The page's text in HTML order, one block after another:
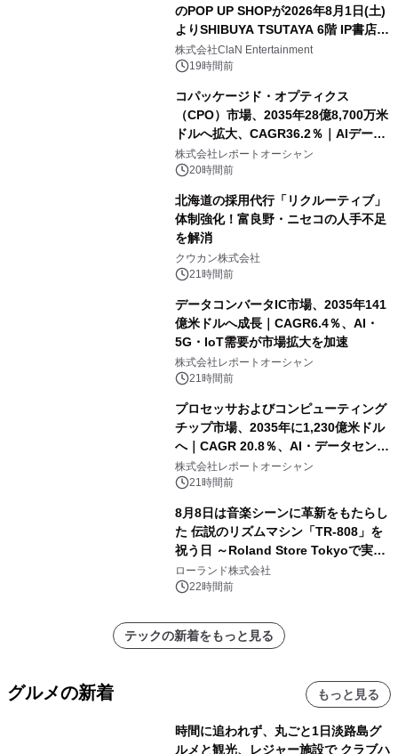
のPOP UP SHOPが2026年8月1日(土)
よりSHIBUYA TSUTAYA 6階 IP書店で
開催決定！！
株式会社ClaN Entertainment
19時間前
コパッケージド・オプティクス
（CPO）市場、2035年28億8,700万米
ドルへ拡大、CAGR36.2％｜AIデータ
センター・高速光通信需要が成長を加
速
株式会社レポートオーシャン
20時間前
北海道の採用代行「リクルーティブ」
体制強化！富良野・ニセコの人手不足
を解消
クウカン株式会社
21時間前
データコンバータIC市場、2035年141
億米ドルへ成長｜CAGR6.4％、AI・
5G・IoT需要が市場拡大を加速
株式会社レポートオーシャン
21時間前
プロセッサおよびコンピューティング
チップ市場、2035年に1,230億米ドル
へ｜CAGR 20.8％、AI・データセンタ
ー需要が成長を牽引
株式会社レポートオーシャン
21時間前
8月8日は音楽シーンに革新をもたらし
た 伝説のリズムマシン「TR-808」を
祝う日 ～Roland Store Tokyoで実機
を展示しての 記念キャンペーンを開
催 英国ラジオ「NTS」の 特別プログ
アーティストを フィーチャーしたアニ
メーションを公開～
ローランド株式会社
22時間前
テックの新着をもっと見る
グルメの新着 もっと見る
時間に追われず、丸ごと1日淡路島グ
ルメと観光、レジャー施設で クラブハ